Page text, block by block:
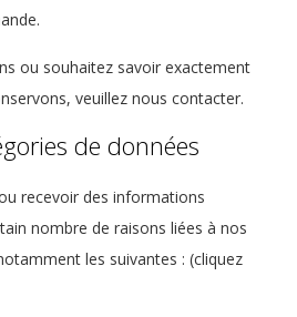
ou souhaitez savoir exactement
veuillez nous contacter.
de données
recevoir des informations
nombre de raisons liées à nos
les suivantes : (cliquez